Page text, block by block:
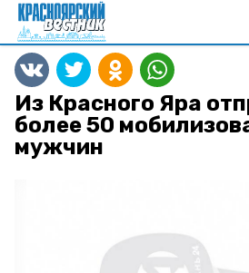
Из Красного Яра
более 50
мужчин